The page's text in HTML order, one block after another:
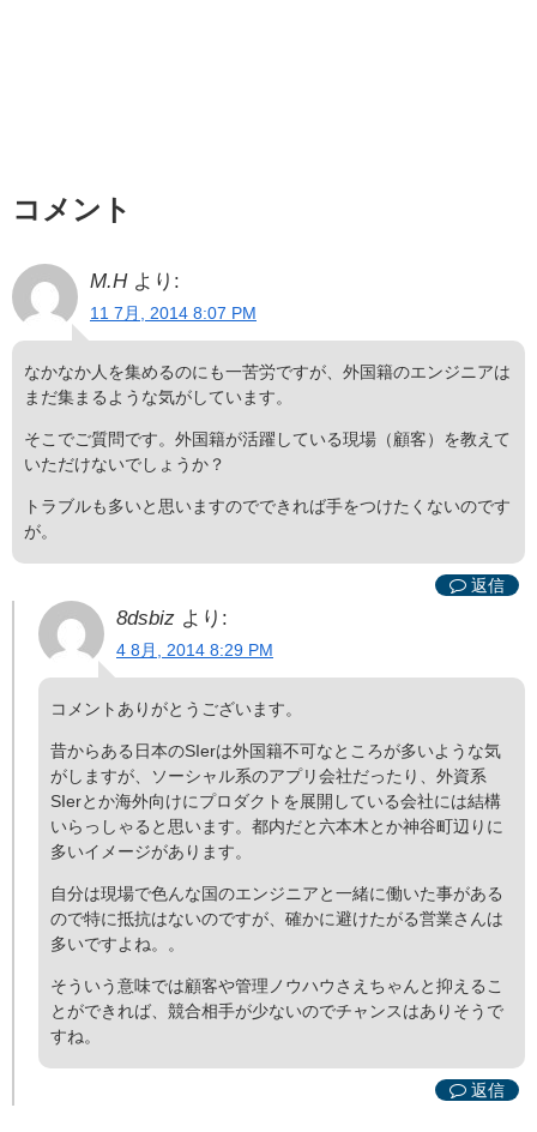
コメント
M.H より:
11 7月, 2014 8:07 PM
なかなか人を集めるのにも一苦労ですが、外国籍のエンジニアは
まだ集まるような気がしています。
そこでご質問です。外国籍が活躍している現場（顧客）を教えて
いただけないでしょうか？
トラブルも多いと思いますのでできれば手をつけたくないのです
が。
返信
8dsbiz より:
4 8月, 2014 8:29 PM
コメントありがとうございます。
昔からある日本のSIerは外国籍不可なところが多いような気
がしますが、ソーシャル系のアプリ会社だったり、外資系
SIerとか海外向けにプロダクトを展開している会社には結構
いらっしゃると思います。都内だと六本木とか神谷町辺りに
多いイメージがあります。
自分は現場で色んな国のエンジニアと一緒に働いた事がある
ので特に抵抗はないのですが、確かに避けたがる営業さんは
多いですよね。。
そういう意味では顧客や管理ノウハウさえちゃんと抑えるこ
とができれば、競合相手が少ないのでチャンスはありそうで
すね。
返信